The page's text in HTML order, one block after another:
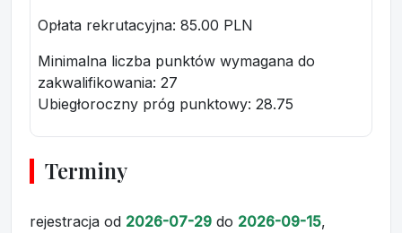
Opłata rekrutacyjna: 85.00 PLN
Minimalna liczba punktów wymagana do
zakwalifikowania: 27
Ubiegłoroczny próg punktowy: 28.75
Terminy
rejestracja od 2026-07-29 do 2026-09-15,